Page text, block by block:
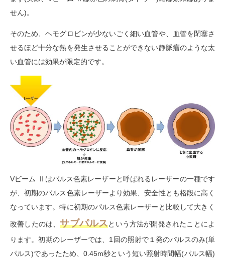
せん)。
そのため、ヘモグロビンが少ないごく細い血管や、血管を閉塞さ
せるほど十分な熱を発生させることができない静脈瘤のような太
い血管には効果が限定的です。
Vビーム Ⅱはパルス色素レーザーと呼ばれるレーザーの一種です
が、初期のパルス色素レーザーより効果、安全性とも格段に高く
なっています。特に初期のパルス色素レーザーと比較して大きく
改善したのは、サブパルスという方法が開発されたことによ
ります。初期のレーザーでは、1回の照射で１発のパルスのみ(単
パルス)であったため、0.45m秒という短い照射時間幅(パルス幅)